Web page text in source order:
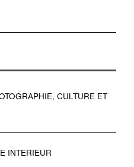
CULTURE ET
INTERIEUR